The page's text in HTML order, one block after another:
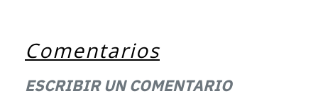
Comentarios
ESCRIBIR UN COMENTARIO